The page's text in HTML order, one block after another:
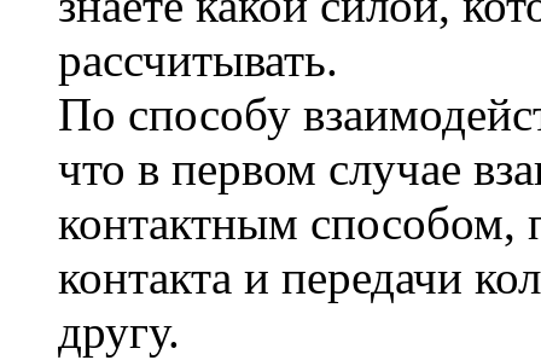
рассчитывать.
По способу
что в первом случае
контактным способом,
контакта и передачи
другу.